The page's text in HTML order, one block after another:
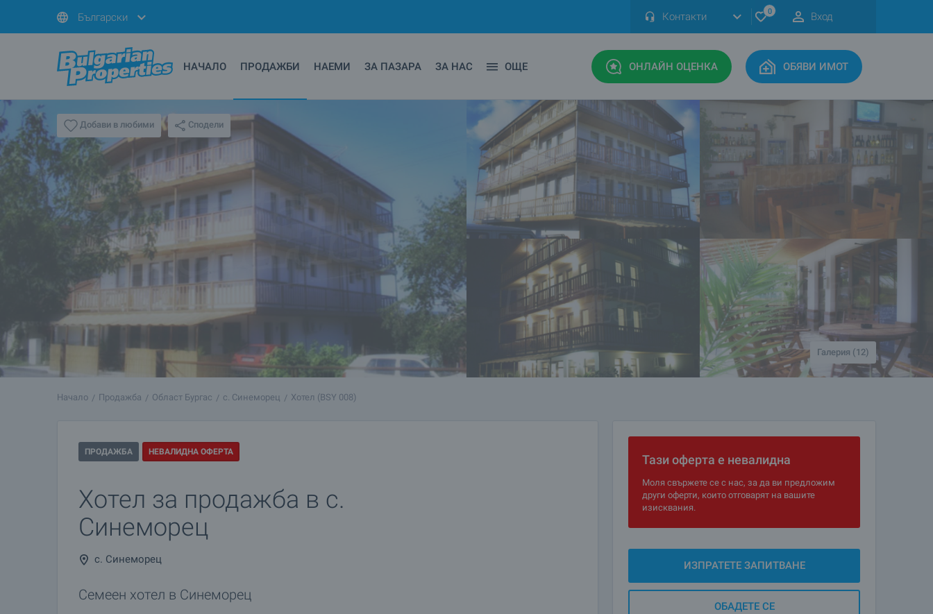
Български Контакти 0 Вход
НАЧАЛО ПРОДАЖБИ НАЕМИ ЗА ПАЗАРА ЗА НАС ОЩЕ ОНЛАЙН ОЦЕНКА ОБЯВИ ИМОТ
Добави в любими Сподели
Галерия (12)
Начало Продажба Област Бургас с. Синеморец Хотел (BSY 008)
ПРОДАЖБА НЕВАЛИДНА ОФЕРТА
Хотел за продажба в с.
Синеморец
с. Синеморец
Семеен хотел в Синеморец
Тази оферта е невалидна
Моля свържете се с нас, за да ви предложим
други оферти, които отговарят на вашите
изисквания.
ИЗПРАТЕТЕ ЗАПИТВАНЕ
ОБАДЕТЕ СЕ